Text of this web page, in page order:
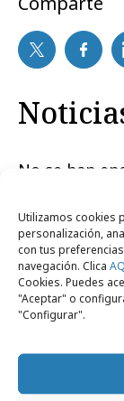
Utilizamos cookies
personalización,
con tus
navegación. Clica
Cookies. Puedes
"Aceptar" o
"Configurar".
No se han
Empresas y